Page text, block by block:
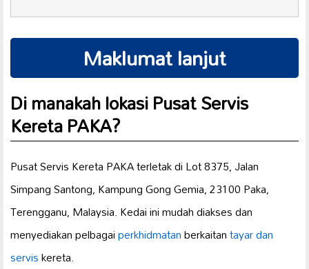
Maklumat lanjut
Di manakah lokasi Pusat Servis
Kereta PAKA?
Pusat Servis Kereta PAKA terletak di Lot 8375, Jalan
Simpang Santong, Kampung Gong Gemia, 23100 Paka,
Terengganu, Malaysia. Kedai ini mudah diakses dan
menyediakan pelbagaiperkhidmatanberkaitantayar dan
serviskereta.